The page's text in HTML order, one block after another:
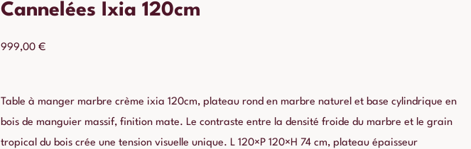
Cannelées Ixia 120cm
999,00 €
Table à manger marbre crème ixia 120cm, plateau rond en marbre naturel et base cylindrique en
bois de manguier massif, finition mate. Le contraste entre la densité froide du marbre et le grain
tropical du bois crée une tension visuelle unique. L 120×P 120×H 74 cm, plateau épaisseur